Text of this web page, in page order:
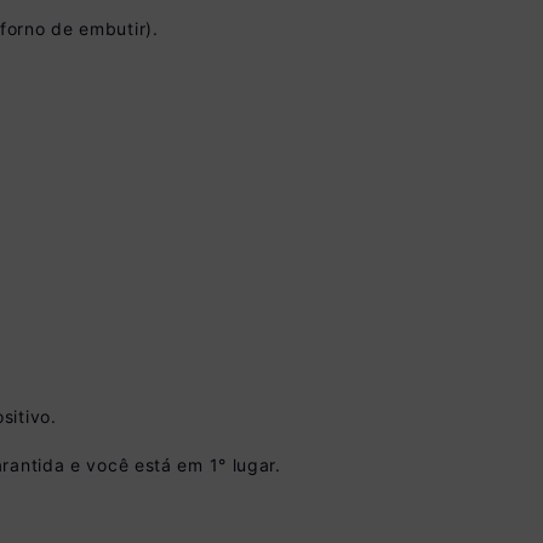
no Boleto
de embutir).
e você está em 1° lugar.